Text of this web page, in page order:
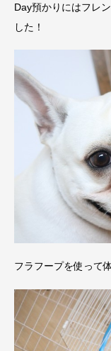
Day預かりにはフレ
した！
フラフープを使って